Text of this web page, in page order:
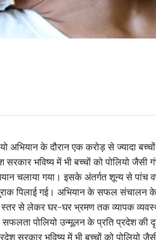
अभियान के दौरान एक करोड़ से ज्यादा
भविष्य में भी बच्चों को पोलियो जैसी
चलाया गया। इसके अंतर्गत शून्य से
पिलाई गई। अभियान के सफल संचालन के
से लेकर घर-घर भ्रमण तक व्यापक
पोलियो उन्मूलन के प्रति प्रदेश की
सरकार भविष्य में भी बच्चों को पोलियो